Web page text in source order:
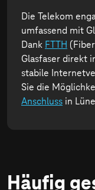
Die Telekom
umfassend mit
Dank FTTH
Glasfaser direkt
stabile
Sie die
Anschluss in
Häufig